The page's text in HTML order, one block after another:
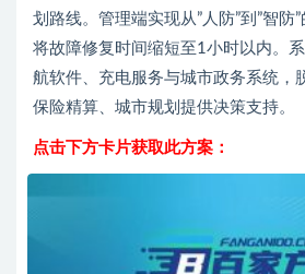
划路线。管理端实现从”人防”到”智防
将故障修复时间缩短至1小时以内。
航软件、充电服务与城市政务系统，
保险精算、城市规划提供决策支持。
点击下方卡片获取此方案：